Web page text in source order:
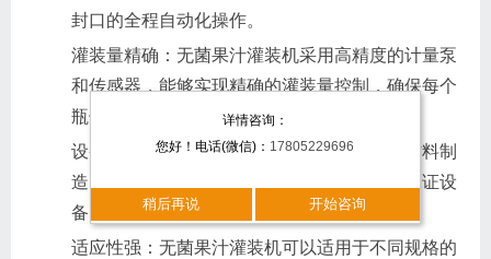
封口的全程自动化操作。
灌装量精确：无菌果汁灌装机采用高精度的计量泵
和传感器，能够实现精确的灌装量控制，确保每个
瓶子的灌装量都符合要求。
设备卫生安全：无菌果汁灌装机采用不锈钢材料制
造，内部结构合理，易于清洗和消毒，能够保证设
备的卫生安全。
适应性强：无菌果汁灌装机可以适用于不同规格的
详情咨询：
您好！电话(微信)： 17805229696
稍后再说 开始咨询